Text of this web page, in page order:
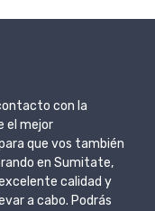
con la
el mejor
que vos también
en Sumitate,
calidad y
a cabo. Podrás